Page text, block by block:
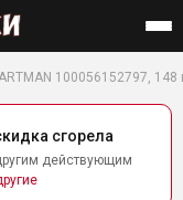
Найти
100056152797,
сгорела
действующим